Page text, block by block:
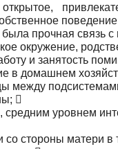
прочная связь
окружение,
и занятость
в домашнем
между

уровнем
стороны матери в